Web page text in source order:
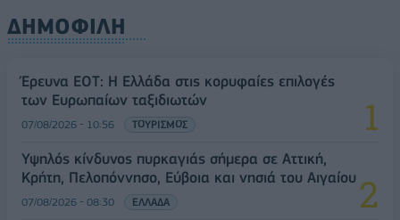
ΔΗΜΟΦΙΛΗ
Έρευνα ΕΟΤ: Η Ελλάδα στις κορυφαίες επιλογές
των Ευρωπαίων ταξιδιωτών
07/08/2026 - 10:56 ΤΟΥΡΙΣΜΟΣ
Υψηλός κίνδυνος πυρκαγιάς σήμερα σε Αττική,
Κρήτη, Πελοπόννησο, Εύβοια και νησιά του Αιγαίου
07/08/2026 - 08:30 ΕΛΛΑΔΑ